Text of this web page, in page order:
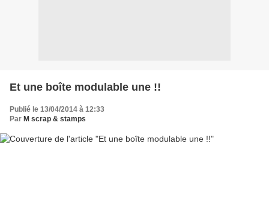
Et une boîte modulable une !!
Publié le 13/04/2014 à 12:33
Par M scrap & stamps